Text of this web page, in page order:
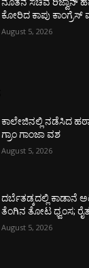
ನೂತನ ಸಚಿವ ರಿಜ್ವಾನ್
ಕೋರಿದ ಕಾಪು ಕಾಂಗ್ರೆಸ್
August 5, 2026
ಕಾಲೇಜಿನಲ್ಲಿ ನಡೆಸಿದ
ಗ್ರಾಂ ಗಾಂಜಾ ವಶ
August 5, 2026
ದರ್ಬೆತಡ್ಕದಲ್ಲಿ ಕಾಡಾನೆ
ತೆಂಗಿನ ತೋಟ ಧ್ವಂಸ;
August 5, 2026